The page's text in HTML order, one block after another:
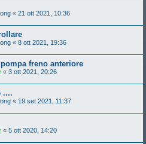
« 21 ott 2021, 10:36
« 8 ott 2021, 19:36
freno anteriore
« 3 ott 2021, 20:26
....
« 19 set 2021, 11:37
« 5 ott 2020, 14:20